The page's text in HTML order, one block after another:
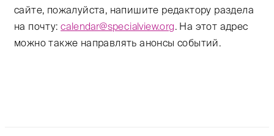
сайте, пожалуйста, напишите редактору раздела
на почту:calendar@specialview.org. На этот адрес
можно также направлять анонсы событий.